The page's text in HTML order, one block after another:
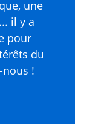
une
il y a
pour
du
nous !